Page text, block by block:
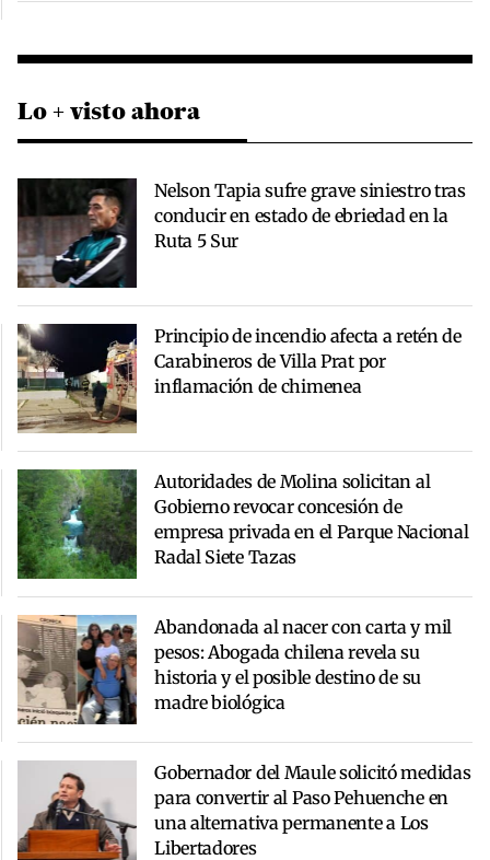
Lo + visto ahora
Nelson Tapia sufre grave siniestro tras
conducir en estado de ebriedad en la
Ruta 5 Sur
Principio de incendio afecta a retén de
Carabineros de Villa Prat por
inflamación de chimenea
Autoridades de Molina solicitan al
Gobierno revocar concesión de
empresa privada en el Parque Nacional
Radal Siete Tazas
Abandonada al nacer con carta y mil
pesos: Abogada chilena revela su
historia y el posible destino de su
madre biológica
Gobernador del Maule solicitó medidas
para convertir al Paso Pehuenche en
una alternativa permanente a Los
Libertadores